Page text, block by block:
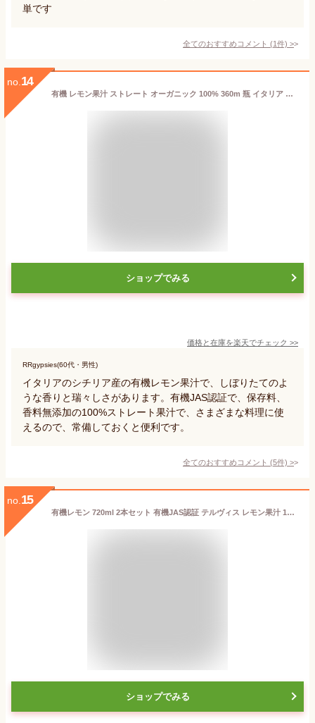
単です
全てのおすすめコメント (1件) >
no. 14
有機 レモン果汁 ストレート オーガニック 100% 360m 瓶 イタリア シチリア産 有機レモン レモン汁 レモンジュース 生絞り 生搾り 無添加 安心
ショップでみる
価格と在庫を楽天でチェック >>
RRgypsies(60代・男性)
イタリアのシチリア産の有機レモン果汁で、しぼりたてのよ
うな香りと瑞々しさがあります。有機JAS認証で、保存料、
香料無添加の100%ストレート果汁で、さまざまな料理に使
えるので、常備しておくと便利です。
全てのおすすめコメント (5件) >
no. 15
有機レモン 720ml 2本セット 有機JAS認証 テルヴィス レモン果汁 100％ 無添加 有機 オーガニック ストレート
ショップでみる